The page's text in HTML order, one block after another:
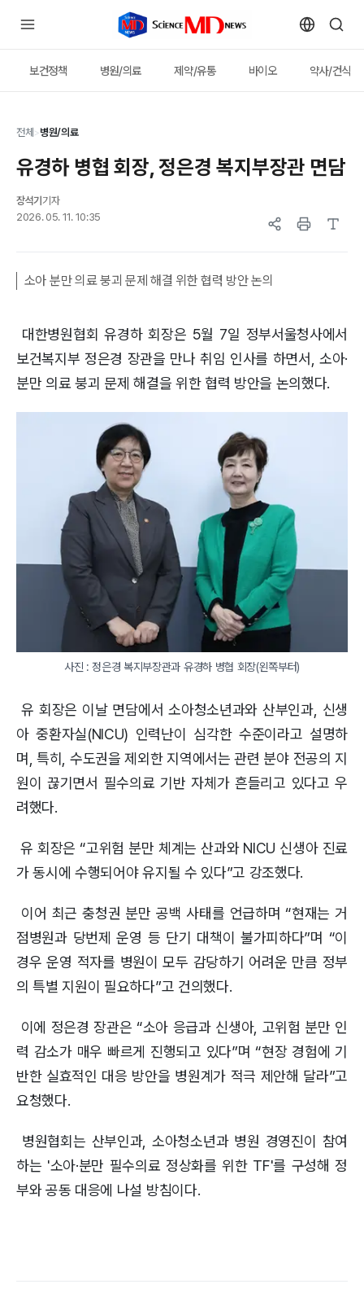
보건정책 병원/의료 제약/유통 바이오 약사/건식
전체 >병원/의료
유경하 병협 회장, 정은경 복지부장관 면담
장석기기자
2026. 05. 11. 10:35
소아 분만 의료 붕괴 문제 해결 위한 협력 방안 논의
대한병원협회 유경하 회장은 5월 7일 정부서울청사에서
보건복지부 정은경 장관을 만나 취임 인사를 하면서, 소아·
분만 의료 붕괴 문제 해결을 위한 협력 방안을 논의했다.
사진 : 정은경 복지부장관과 유경하 병협 회장(왼쪽부터)
유 회장은 이날 면담에서 소아청소년과와 산부인과, 신생
아 중환자실(NICU) 인력난이 심각한 수준이라고 설명하
며, 특히, 수도권을 제외한 지역에서는 관련 분야 전공의 지
원이 끊기면서 필수의료 기반 자체가 흔들리고 있다고 우
려했다.
유 회장은 “고위험 분만 체계는 산과와 NICU 신생아 진료
가 동시에 수행되어야 유지될 수 있다”고 강조했다.
이어 최근 충청권 분만 공백 사태를 언급하며 “현재는 거
점병원과 당번제 운영 등 단기 대책이 불가피하다”며 “이
경우 운영 적자를 병원이 모두 감당하기 어려운 만큼 정부
의 특별 지원이 필요하다”고 건의했다.
이에 정은경 장관은 “소아 응급과 신생아, 고위험 분만 인
력 감소가 매우 빠르게 진행되고 있다”며 “현장 경험에 기
반한 실효적인 대응 방안을 병원계가 적극 제안해 달라”고
요청했다.
병원협회는 산부인과, 소아청소년과 병원 경영진이 참여
하는 '소아·분만 필수의료 정상화를 위한 TF'를 구성해 정
부와 공동 대응에 나설 방침이다.